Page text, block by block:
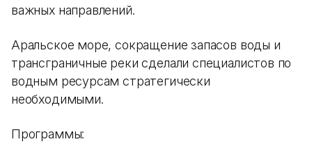
важных направлений.
Аральское море, сокращение запасов воды и
трансграничные реки сделали специалистов по
водным ресурсам стратегически
необходимыми.
Программы: